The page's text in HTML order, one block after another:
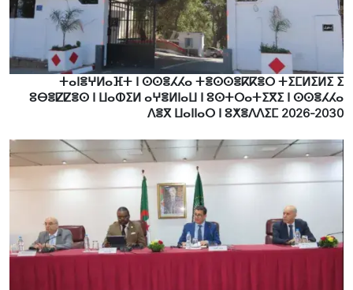
ⵜⴰⵏⴻⵖⵍⴰⴼⵜ ⵏ ⵙⵙⴻⵃⵃⴰ ⵜⴻⵙⵙⴻⴽⴽⴻⵔ ⵜⵉⵎⵍⵉⵍⵉ ⵉ
ⵓⴱⴻⵇⵇⴻⵙ ⵏ ⵡⴰⵀⵉⵍ ⴰⵖⴻⵍⵏⴰⵡ ⵏ ⵓⵙⵜⵔⴰⵜⵉⴳⵉ ⵏ ⵙⵙⴻⵃⵃⴰ
ⴷⴻⴳ ⵡⴰⵏⵏⴰⵔ ⵏ ⵓⵅⴻⴷⴷⵉⵎ 2026-2030